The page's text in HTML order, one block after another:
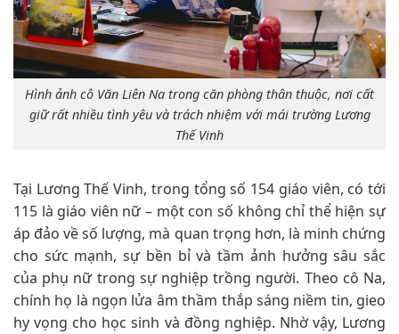
Hình ảnh cô Văn Liên Na trong căn phòng thân thuộc, nơi cất
giữ rất nhiều tình yêu và trách nhiệm với mái trường Lương
Thế Vinh
Tại Lương Thế Vinh, trong tổng số 154 giáo viên, có tới
115 là giáo viên nữ – một con số không chỉ thể hiện sự
áp đảo về số lượng, mà quan trọng hơn, là minh chứng
cho sức mạnh, sự bền bỉ và tầm ảnh hưởng sâu sắc
của phụ nữ trong sự nghiệp trồng người. Theo cô Na,
chính họ là ngọn lửa âm thầm thắp sáng niềm tin, gieo
hy vọng cho học sinh và đồng nghiệp. Nhờ vậy, Lương